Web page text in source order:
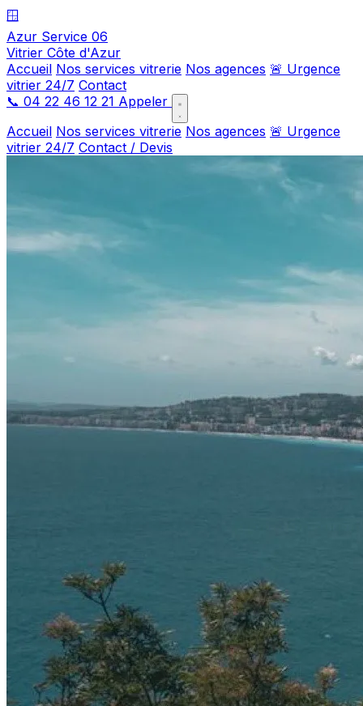
🪟
Azur Service 06
Vitrier Côte d'Azur
Accueil Nos services vitrerie Nos agences 🚨 Urgence
vitrier 24/7 Contact
📞 04 22 46 12 21 Appeler
Accueil Nos services vitrerie Nos agences 🚨 Urgence
vitrier 24/7 Contact / Devis